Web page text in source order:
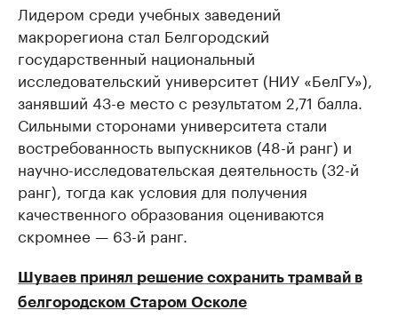
Лидером среди учебных заведений
макрорегиона стал Белгородский
государственный национальный
исследовательский университет (НИУ «БелГУ»),
занявший 43-е место с результатом 2,71 балла.
Сильными сторонами университета стали
востребованность выпускников (48-й ранг) и
научно-исследовательская деятельность (32-й
ранг), тогда как условия для получения
качественного образования оцениваются
скромнее — 63-й ранг.
Шуваев принял решение сохранить трамвай в
белгородском Старом Осколе